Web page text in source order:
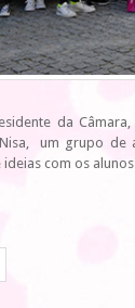
da
um grupo de
ideias com os